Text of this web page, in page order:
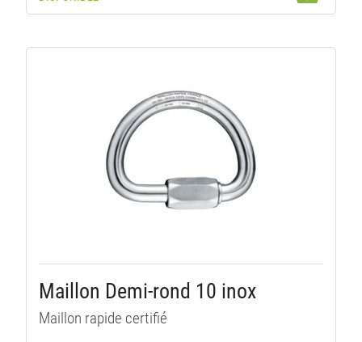
Maillon Demi-rond 10 inox
Maillon rapide certifié